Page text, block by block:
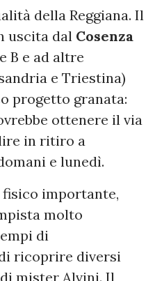
della Reggiana. Il
uscita dal Cosenza
B e ad altre
e Triestina)
progetto granata:
ottenere il via
in ritiro a
e lunedì.
fisico importante,
molto
di
ricoprire diversi
mister Alvini. Il